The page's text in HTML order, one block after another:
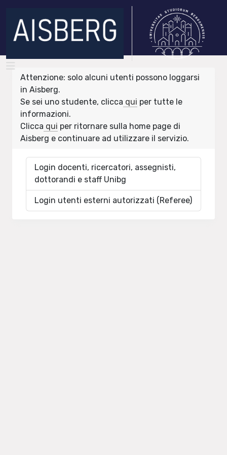
Attenzione: solo alcuni utenti possono loggarsi
in Aisberg.
Se sei uno studente, clicca qui per tutte le
informazioni.
Clicca qui per ritornare sulla home page di
Aisberg e continuare ad utilizzare il servizio.
Login docenti, ricercatori, assegnisti,
dottorandi e staff Unibg
Login utenti esterni autorizzati (Referee)